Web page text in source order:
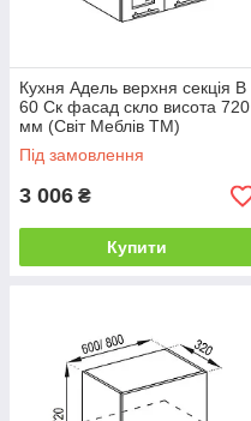
Кухня Адель верхня секція В
60 Ск фасад скло висота 720
мм (Світ Меблів ТМ)
Під замовлення
3 006 ₴
Купити